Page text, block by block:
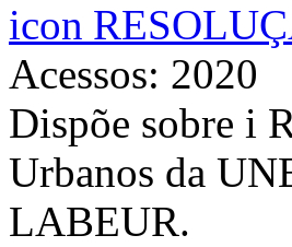
Acessos: 2020
Dispõe sobre i
Urbanos da
LABEUR.